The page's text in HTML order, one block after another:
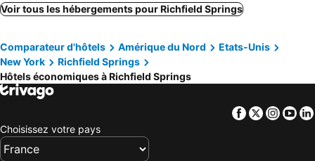
Inn Towne Motel
Voir tous les hébergements pour Richfield Springs
Comparateur d'hôtels Amérique du Nord
Etats-Unis
New York
Richfield Springs
Hôtels économiques à Richfield Springs
Facebook
Twitter
Choisissez votre pays